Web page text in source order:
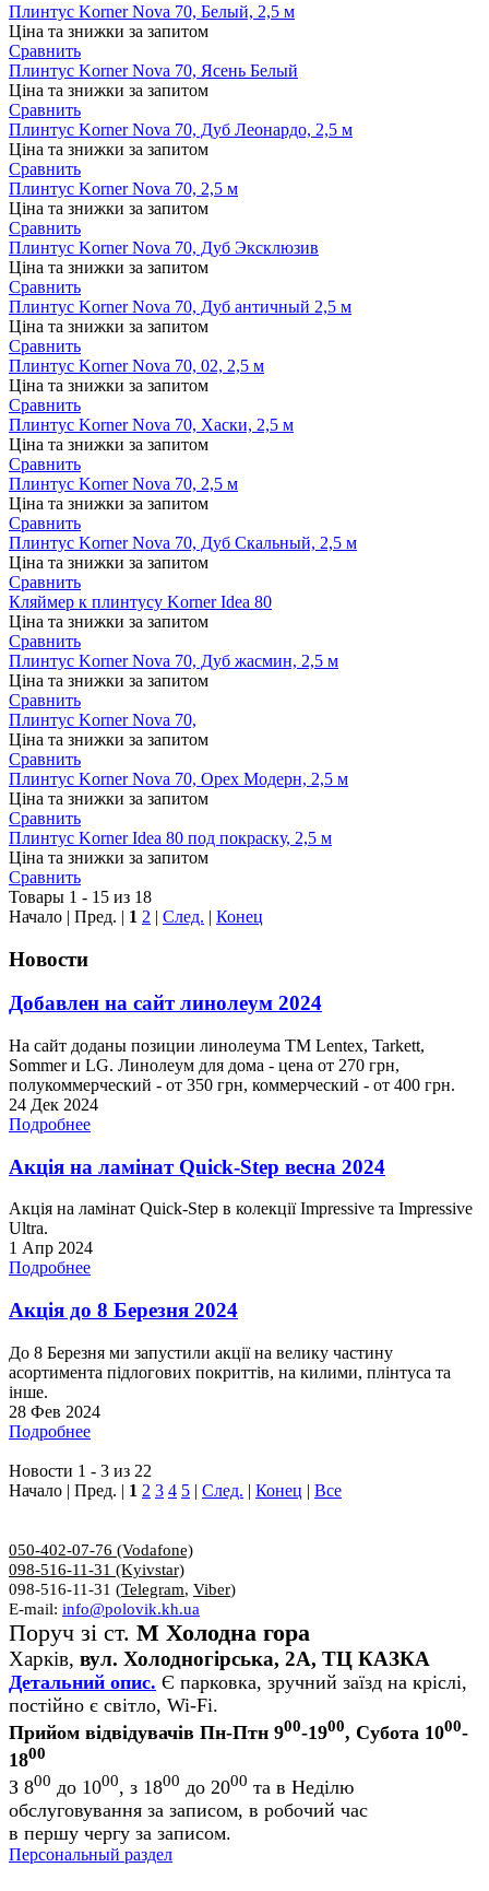
Плинтус Korner Nova 70, Белый, 2,5 м
Ціна та знижки за запитом
Сравнить
Плинтус Korner Nova 70, Ясень Белый
Ціна та знижки за запитом
Сравнить
Плинтус Korner Nova 70, Дуб Леонардо, 2,5 м
Ціна та знижки за запитом
Сравнить
Плинтус Korner Nova 70, 2,5 м
Ціна та знижки за запитом
Сравнить
Плинтус Korner Nova 70, Дуб Эксклюзив
Ціна та знижки за запитом
Сравнить
Плинтус Korner Nova 70, Дуб античный 2,5 м
Ціна та знижки за запитом
Сравнить
Плинтус Korner Nova 70, 02, 2,5 м
Ціна та знижки за запитом
Сравнить
Плинтус Korner Nova 70, Хаски, 2,5 м
Ціна та знижки за запитом
Сравнить
Плинтус Korner Nova 70, 2,5 м
Ціна та знижки за запитом
Сравнить
Плинтус Korner Nova 70, Дуб Скальный, 2,5 м
Ціна та знижки за запитом
Сравнить
Кляймер к плинтусу Korner Idea 80
Ціна та знижки за запитом
Сравнить
Плинтус Korner Nova 70, Дуб жасмин, 2,5 м
Ціна та знижки за запитом
Сравнить
Плинтус Korner Nova 70,
Ціна та знижки за запитом
Сравнить
Плинтус Korner Nova 70, Орех Модерн, 2,5 м
Ціна та знижки за запитом
Сравнить
Плинтус Korner Idea 80 под покраску, 2,5 м
Ціна та знижки за запитом
Сравнить
Товары 1 - 15 из 18
Начало | Пред. | 1 2 | След. | Конец
Новости
Добавлен на сайт линолеум 2024
На сайт доданы позиции линолеума ТМ Lentex, Tarkett,
Sommer и LG. Линолеум для дома - цена от 270 грн,
полукоммерческий - от 350 грн, коммерческий - от 400 грн.
24 Дек 2024
Подробнее
Акція на ламінат Quick-Step весна 2024
Акція на ламінат Quick-Step в колекції Impressive та Impressive
Ultra.
1 Апр 2024
Подробнее
Акція до 8 Березня 2024
До 8 Березня ми запустили акції на велику частину
асортимента підлогових покриттів, на килими, плінтуса та
інше.
28 Фев 2024
Подробнее
Новости 1 - 3 из 22
Начало | Пред. | 1 2 3 4 5 | След. | Конец | Все
050-402-07-76 (Vodafone)
098-516-11-31 (Kyivstar)
098-516-11-31 (Telegram, Viber)
E-mail: info@polovik.kh.ua
Поруч зі ст. М Холодна гора
Харків, вул. Холодногірська, 2А, ТЦ КАЗКА
Детальний опис. Є парковка, зручний заїзд на кріслі,
постійно є світло, Wi-Fi.
Прийом відвідувачів Пн-Птн 900-1900, Субота 1000-
1800
З 800 до 1000, з 1800 до 2000 та в Неділю
обслуговування за записом, в робочий час
в першу чергу за записом.
Персональный раздел